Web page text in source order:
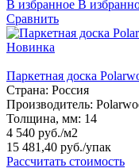
В избранное В
Сравнить
Новинка
Паркетная доска
Страна: Россия
Производитель:
Толщина, мм: 14
4 540 руб./м2
15 481,40 руб./упак
Рассчитать стоимость